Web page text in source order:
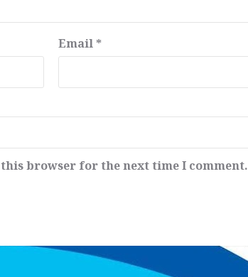
Email *
browser for the next time I comment.